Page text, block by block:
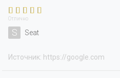
Отлично
S Seat
Источник: https://google.com